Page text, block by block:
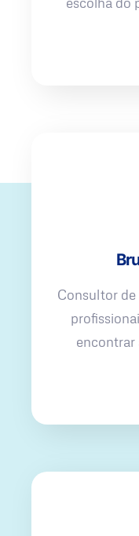
Consultor de
encontrar